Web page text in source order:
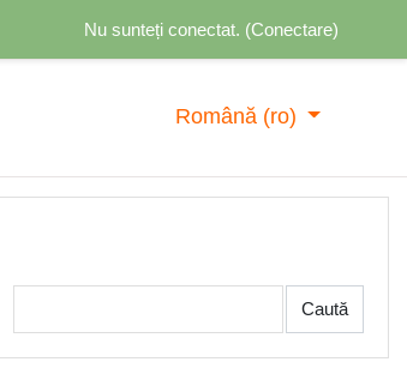
Nu sunteți conectat. (Conectare)
Română ‎(ro)‎
Caută